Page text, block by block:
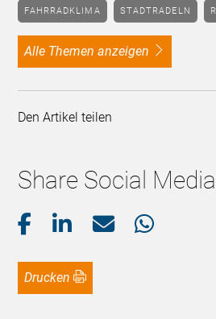
FAHRRADKLIMA STADTRADELN
alle Themen anzeigen
Den Artikel teilen
Share Social Media
Drucken